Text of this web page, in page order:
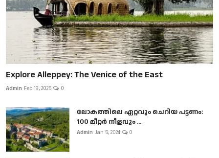
Explore Alleppey: The Venice of the East
Admin Feb 19, 2025 0
ലോകത്തിലെ ഏറ്റവും ചെറിയ പട്ടണം:
100 മീറ്റർ നീളവും ...
Admin Jan 5, 2024 0